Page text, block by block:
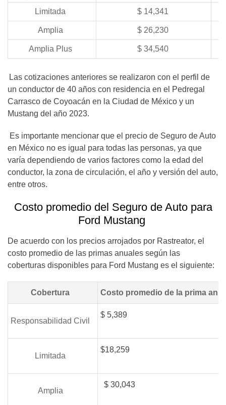
Limitada $ 14,341
Amplia $ 26,230
Amplia Plus $ 34,540
Las cotizaciones anteriores se realizaron con el perfil de
un conductor de 40 años con residencia en el Pedregal
Carrasco de Coyoacán en la Ciudad de México y un
Mustang del año 2023.
Es importante mencionar que el precio de Seguro de Auto
en México no es igual para todas las personas, ya que
varía dependiendo de varios factores como la edad del
conductor, la zona de circulación, el año y versión del auto,
entre otros.
Costo promedio del Seguro de Auto para
Ford Mustang
De acuerdo con los precios arrojados por Rastreator, el
costo promedio de las primas anuales según las
coberturas disponibles para Ford Mustang es el siguiente:
Cobertura Costo promedio de la prima
Responsabilidad Civil
$ 5,389
Limitada
$18,259
Amplia
$ 30,043